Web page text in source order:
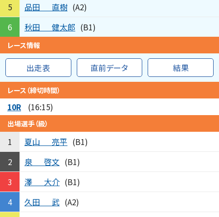
5
品田 直樹 (A2)
6
秋田 健太郎 (B1)
レース情報
出走表 直前データ 結果
レース（締切時間）
10R (16:15)
出場選手（級）
1 夏山 亮平 (B1)
2
泉 啓文 (B1)
3
澤 大介 (B1)
4
久田 武 (A2)